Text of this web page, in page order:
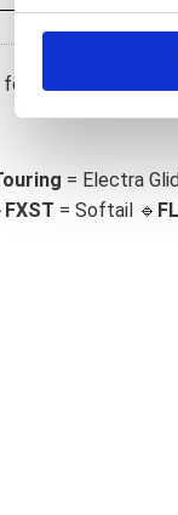
S
e
e
c
första att lämna ett
= Electra
FXST = Softail 🔹